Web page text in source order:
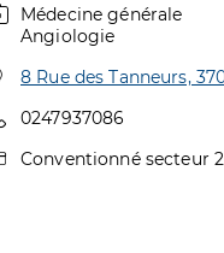
Spécialités
Médecine générale
Angiologie
Adresse
8 Rue des Tanneurs,
Téléphone
0247937086
Type de convention
Conventionné secteur 2